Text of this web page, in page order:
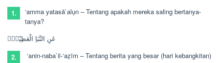
1.
‘amma yatasā`alụn –Tentang apakah mereka saling bertanya-
tanya?
عَنِ النَّبَاِ الْعَظِيْمِۙ
2.
‘anin-naba`il-‘aẓīm –Tentang berita yang besar (hari kebangkitan)